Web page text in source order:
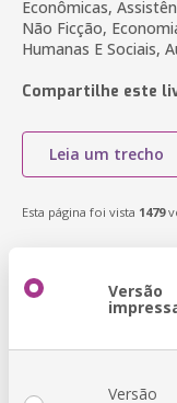
Econômicas,
Não Ficção,
Humanas E Sociais,
Compartilhe este
Leia um trecho
Esta página foi vista 1479
Versão
Versão